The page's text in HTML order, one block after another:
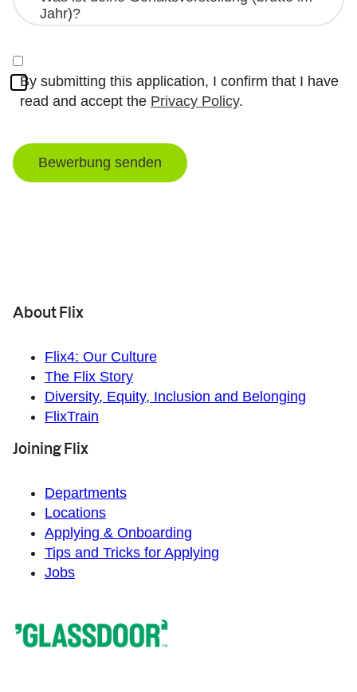
By submitting this application, I confirm that I have
read and accept the Privacy Policy.
Bewerbung senden
About Flix
Flix4: Our Culture
The Flix Story
Diversity, Equity, Inclusion and Belonging
FlixTrain
Joining Flix
Departments
Locations
Applying & Onboarding
Tips and Tricks for Applying
Jobs